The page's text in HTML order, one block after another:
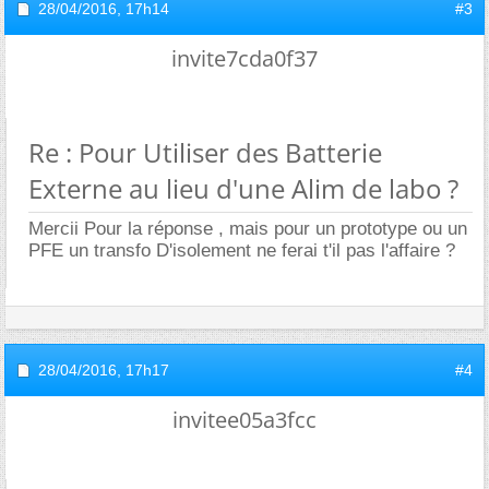
28/04/2016, 17h14 #3
invite7cda0f37
Re : Pour Utiliser des Batterie
Externe au lieu d'une Alim de labo ?
Mercii Pour la réponse , mais pour un prototype ou un
PFE un transfo D'isolement ne ferai t'il pas l'affaire ?
28/04/2016, 17h17 #4
invitee05a3fcc